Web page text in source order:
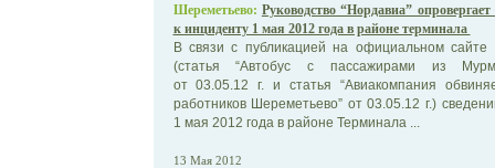
Шереметьево: Руководство “Нордавиа”
к инциденту 1 мая 2012 года в районе терминала
В связи с публикацией на официальном сайте
(статья “Автобус с пассажирами из
от 03.05.12 г. и статья “Авиакомпания
работников Шереметьево” от 03.05.12 г.)
1 мая 2012 года в районе Терминала ...
13 Мая 2012